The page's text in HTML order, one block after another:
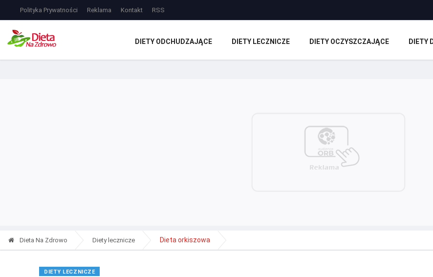
Polityka Prywatności Reklama Kontakt RSS
DIETY ODCHUDZAJĄCE DIETY LECZNICZE DIETY OCZYSZCZAJĄCE DIETY
Dieta Na Zdrowo Diety lecznicze Dieta orkiszowa
DIETY LECZNICZE